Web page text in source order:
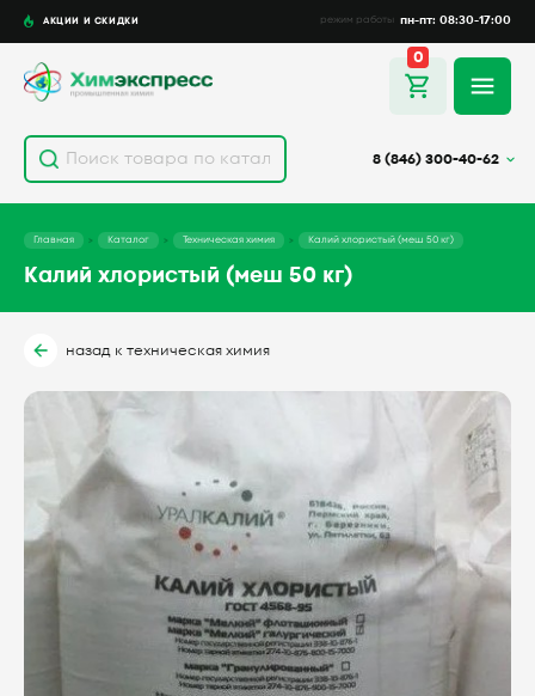
АКЦИИ И СКИДКИ режим работы пн-пт: 08:30-17:00
8 (846) 300-40-62
0
Главная Каталог Техническая химия Калий хлористый (меш 50 кг)
Калий хлористый (меш 50 кг)
назад к техническая химия